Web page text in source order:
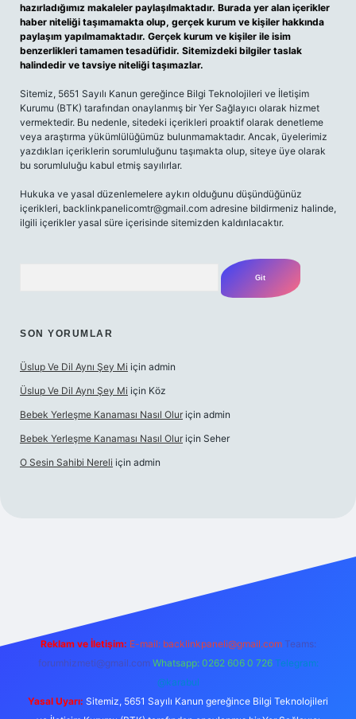
hazırladığımız makaleler paylaşılmaktadır. Burada yer alan içerikler
haber niteliği taşımamakta olup, gerçek kurum ve kişiler hakkında
paylaşım yapılmamaktadır. Gerçek kurum ve kişiler ile isim
benzerlikleri tamamen tesadüfidir. Sitemizdeki bilgiler taslak
halindedir ve tavsiye niteliği taşımazlar.
Sitemiz, 5651 Sayılı Kanun gereğince Bilgi Teknolojileri ve İletişim
Kurumu (BTK) tarafından onaylanmış bir Yer Sağlayıcı olarak hizmet
vermektedir. Bu nedenle, sitedeki içerikleri proaktif olarak denetleme
veya araştırma yükümlülüğümüz bulunmamaktadır. Ancak, üyelerimiz
yazdıkları içeriklerin sorumluluğunu taşımakta olup, siteye üye olarak
bu sorumluluğu kabul etmiş sayılırlar.
Hukuka ve yasal düzenlemelere aykırı olduğunu düşündüğünüz
içerikleri, backlinkpanelicomtr@gmail.com adresine bildirmeniz halinde,
ilgili içerikler yasal süre içerisinde sitemizden kaldırılacaktır.
SON YORUMLAR
Üslup Ve Dil Aynı Şey Mi için admin
Üslup Ve Dil Aynı Şey Mi için Köz
Bebek Yerleşme Kanaması Nasıl Olur için admin
Bebek Yerleşme Kanaması Nasıl Olur için Seher
O Sesin Sahibi Nereli için admin
Reklam ve İletişim: E-mail: backlinkpaneli@gmail.com Teams:
forumhizmeti@gmail.com Whatsapp: 0262 606 0 726 Telegram:
@karabul
Yasal Uyarı: Sitemiz, 5651 Sayılı Kanun gereğince Bilgi Teknolojileri